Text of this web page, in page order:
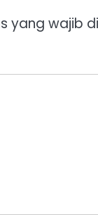
yang wajib